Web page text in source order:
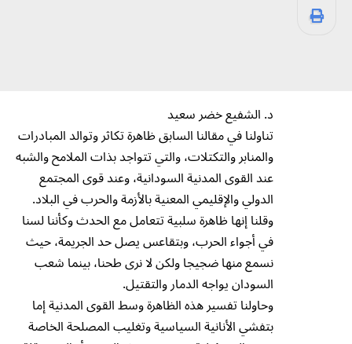
د. الشفيع خضر سعيد
تناولنا في مقالنا السابق ظاهرة تكاثر وتوالد المبادرات
والمنابر والتكتلات، والتي تتواجد بذات الملامح والشبه
عند القوى المدنية السودانية، وعند قوى المجتمع
الدولي والإقليمي المعنية بالأزمة والحرب في البلاد.
وقلنا إنها ظاهرة سلبية تتعامل مع الحدث وكأننا لسنا
في أجواء الحرب، وبتقاعس يصل حد الجريمة، حيث
نسمع منها ضجيجا ولكن لا نرى طحنا، بينما شعب
السودان يواجه الدمار والتقتيل.
وحاولنا تفسير هذه الظاهرة وسط القوى المدنية إما
بتفشي الأنانية السياسية وتغليب المصلحة الخاصة